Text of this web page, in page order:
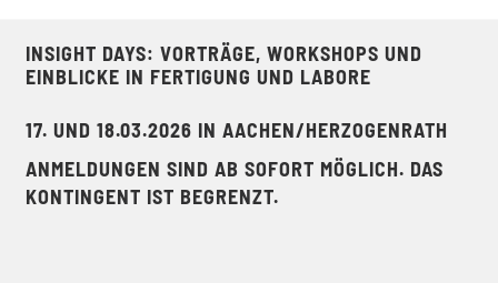
INSIGHT DAYS: VORTRÄGE, WORKSHOPS UND
EINBLICKE IN FERTIGUNG UND LABORE
17. UND 18.03.2026 IN AACHEN/HERZOGENRATH
ANMELDUNGEN SIND AB SOFORT MÖGLICH. DAS
KONTINGENT IST BEGRENZT.